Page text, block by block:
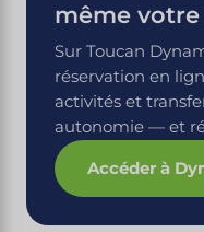
même votre
Sur Toucan
réservation en
activités et
autonomie — et
Accéder à